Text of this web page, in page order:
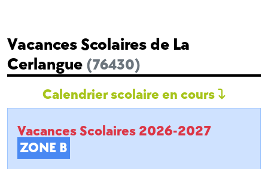
Vacances Scolaires de La
Cerlangue (76430)
Calendrier scolaire en cours
Vacances Scolaires 2026-2027
ZONE B